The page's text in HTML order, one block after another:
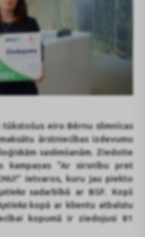
eiro Bērnu slimnīcas
ārstniecības izdevumu
saslimšanām. Ziedotie
kampaņas “Ar sirsnību pret
ietvaros, kuru jau piekto
sadarbībā ar BSF. Kopš
kopā ar klientu atbalstu
kopumā ir ziedojusi 81